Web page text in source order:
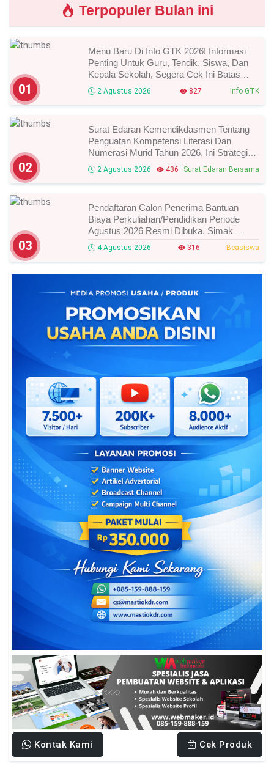
Terpopuler Bulan ini
01
Menu Baru Di Info GTK 2026! Informasi
Penting Untuk Guru, Tendik, Siswa, Dan
Kepala Sekolah, Segera Cek Ini Batas
Waktunya!
2 Agustus 2026 827 Info GTK
02
Surat Edaran Kemendikdasmen Tentang
Penguatan Kompetensi Literasi Dan
Numerasi Murid Tahun 2026, Ini Strategi
Dan Alurnya
2 Agustus 2026 436 Surat Edaran Bersama
03
Pendaftaran Calon Penerima Bantuan
Biaya Perkuliahan/Pendidikan Periode
Agustus 2026 Resmi Dibuka, Simak
Syarat Dan Jadwal Lengkapnya
4 Agustus 2026 316 Beasiswa
Kontak Kami Cek Produk